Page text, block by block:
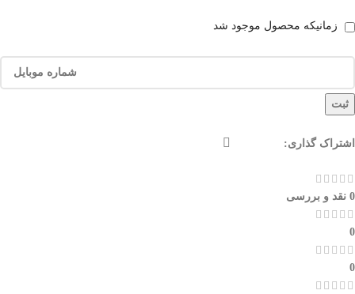
زمانیکه محصول موجود شد
ثبت
اشتراک گذاری:
0 نقد و بررسی
0
0